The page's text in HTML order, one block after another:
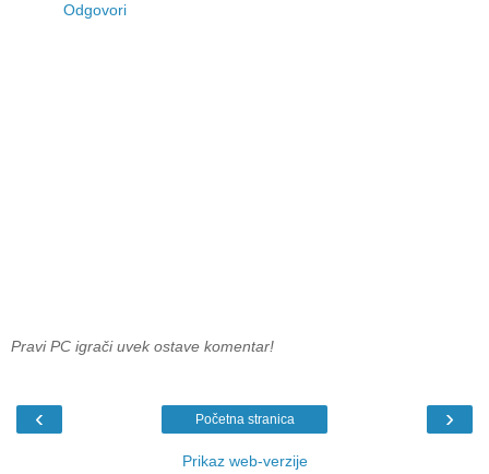
Odgovori
Pravi PC igrači uvek ostave komentar!
‹ ›
Početna stranica
Prikaz web-verzije